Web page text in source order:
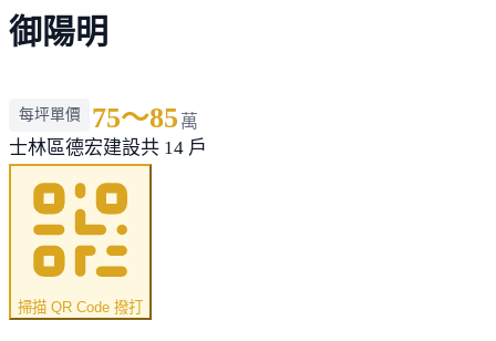
御陽明
每坪單價 75～85 萬
士林區德宏建設共 14 戶
掃描 QR Code 撥打